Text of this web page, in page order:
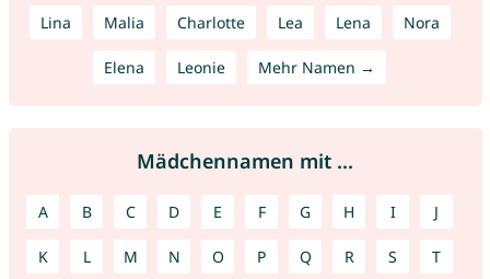
Lina Malia Charlotte Lea Lena Nora
Elena Leonie Mehr Namen →
Mädchennamen mit ...
A B C D E F G H I J
K L M N O P Q R S T